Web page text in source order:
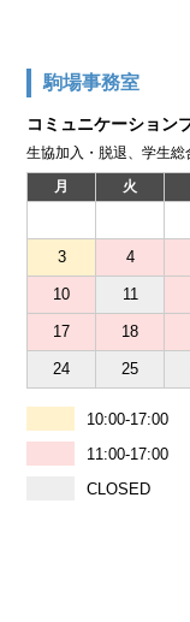
駒場事務室
コミュニケーション
生協加入・脱退、学生総
月 火
3 4
10 11
17 18
24 25
10:00-17:00
11:00-17:00
CLOSED